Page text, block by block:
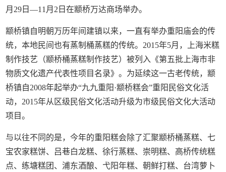
月29日—11月2日在颛桥万达商场举办。
颛桥镇自明朝万历年间建镇以来，一直有举办重阳庙会的传
统，本地民间也有蒸制桶蒸糕的传统。2015年5月，上海米糕
制作技艺（颛桥桶蒸糕制作技艺）被列入《第五批上海市非
物质文化遗产代表性项目名录》。为延续这一古老传统，颛
桥镇自2008年起举办“九九重阳·颛桥糕会”重阳民俗文化活
动，2015年从区级民俗文化活动升级为市级民俗文化大活动
项目。
与以往不同的是，今年的重阳糕会除了汇聚颛桥桶蒸糕、七
宝农家糕饼、吕巷白龙糕、徐行蒸糕、崇明糕、高桥传统糕
点、练塘糕团、浦东酒酿、弋阳年糕、朝鲜打糕、台湾萝卜